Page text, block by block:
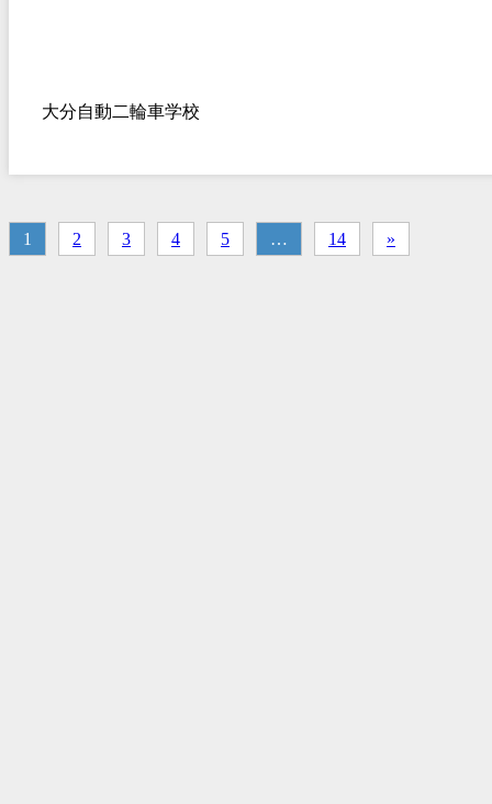
大分自動二輪車学校
1 2 3 4 5 … 14 »